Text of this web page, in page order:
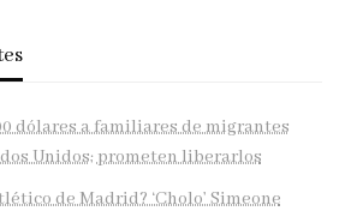
dólares a familiares de migrantes
Unidos; prometen liberarlos
de Madrid? ‘Cholo’ Simeone